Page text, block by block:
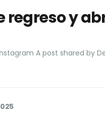
regreso y
A post shared by